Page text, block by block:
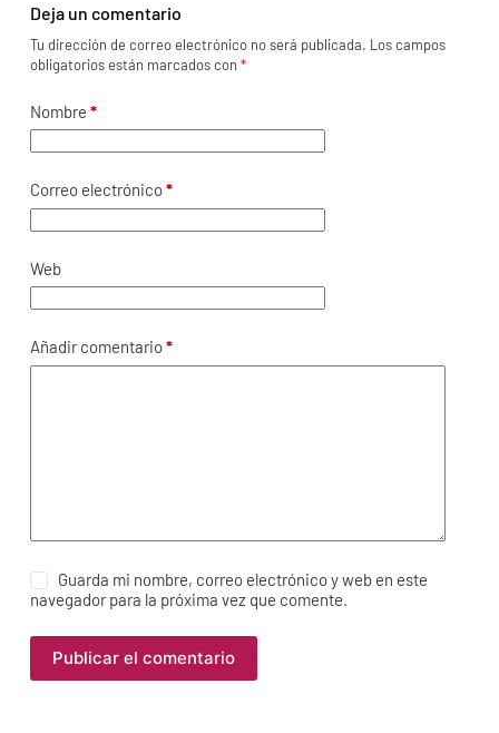
Deja un comentario
Tu dirección de correo electrónico no será publicada. Los campos
obligatorios están marcados con *
Nombre *
Correo electrónico*
Web
Añadir comentario*
Guarda mi nombre, correo electrónico y web en este
navegador para la próxima vez que comente.
Publicar el comentario